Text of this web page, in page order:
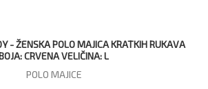
- ŽENSKA POLO MAJICA KRATKIH RUKAVA
CRVENA VELIČINA: L
POLO MAJICE